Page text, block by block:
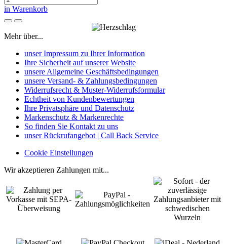
in Warenkorb
Mehr über...
unser Impressum zu Ihrer Information
Ihre Sicherheit auf unserer Website
unsere Allgemeine Geschäftsbedingungen
unsere Versand- & Zahlungsbedingungen
Widerrufsrecht & Muster-Widerrufsformular
Echtheit von Kundenbewertungen
Ihre Privatsphäre und Datenschutz
Markenschutz & Markenrechte
So finden Sie Kontakt zu uns
unser Rückrufangebot | Call Back Service
Cookie Einstellungen
Wir akzeptieren Zahlungen mit...